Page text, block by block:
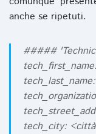
anche se ripetuti.
#####
tech_city: